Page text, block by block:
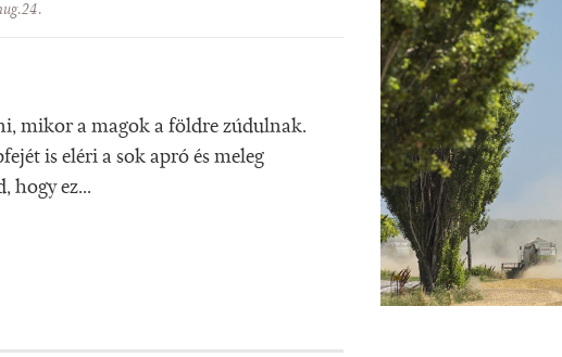
mikor a magok a földre zúdulnak.
is eléri a sok apró és meleg
hogy ez...